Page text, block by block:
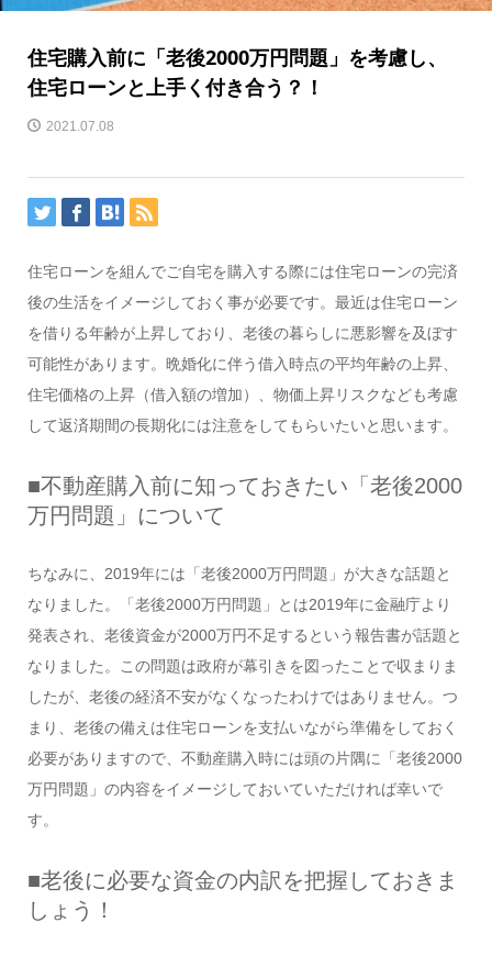
住宅購入前に「老後2000万円問題」を考慮し、
住宅ローンと上手く付き合う？！
2021.07.08
住宅ローンを組んでご自宅を購入する際には住宅ローンの完済
後の生活をイメージしておく事が必要です。最近は住宅ローン
を借りる年齢が上昇しており、老後の暮らしに悪影響を及ぼす
可能性があります。晩婚化に伴う借入時点の平均年齢の上昇、
住宅価格の上昇（借入額の増加）、物価上昇リスクなども考慮
して返済期間の長期化には注意をしてもらいたいと思います。
■不動産購入前に知っておきたい「老後2000
万円問題」について
ちなみに、2019年には「老後2000万円問題」が大きな話題と
なりました。「老後2000万円問題」とは2019年に金融庁より
発表され、老後資金が2000万円不足するという報告書が話題と
なりました。この問題は政府が幕引きを図ったことで収まりま
したが、老後の経済不安がなくなったわけではありません。つ
まり、老後の備えは住宅ローンを支払いながら準備をしておく
必要がありますので、不動産購入時には頭の片隅に「老後2000
万円問題」の内容をイメージしておいていただければ幸いで
す。
■老後に必要な資金の内訳を把握しておきま
しょう！